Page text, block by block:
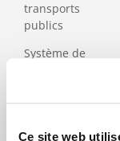
Ce site web
transports
publics
Système de